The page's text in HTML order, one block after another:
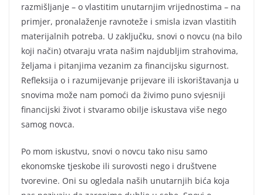
razmišljanje – o vlastitim unutarnjim vrijednostima – na
primjer, pronalaženje ravnoteže i smisla izvan vlastitih
materijalnih potreba. U zaključku, snovi o novcu (na bilo
koji način) otvaraju vrata našim najdubljim strahovima,
željama i pitanjima vezanim za financijsku sigurnost.
Refleksija o i razumijevanje prijevare ili iskorištavanja u
snovima može nam pomoći da živimo puno svjesniji
financijski život i stvaramo obilje iskustava više nego
samog novca.
Po mom iskustvu, snovi o novcu tako nisu samo
ekonomske tjeskobe ili surovosti nego i društvene
tvorevine. Oni su ogledala naših unutarnjih bića koja